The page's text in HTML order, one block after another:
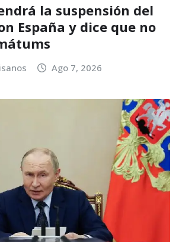
la suspensión del
España y dice que no
Ago 7, 2026